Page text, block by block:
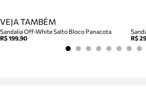
VEJA TAMBÉM
Sandalia Off-White Salto Bloco Panacota
R$ 199,90
R$